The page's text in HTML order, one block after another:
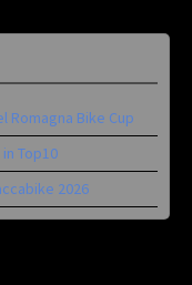
Bike Cup
Top10
2026